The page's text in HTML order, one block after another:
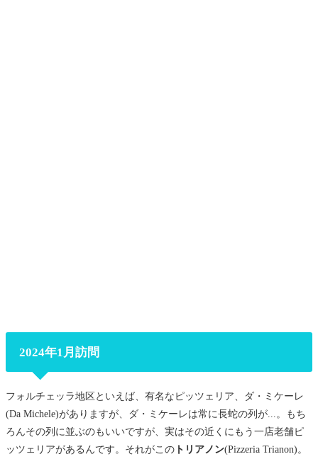
2024年1月訪問
フォルチェッラ地区といえば、有名なピッツェリア、ダ・ミケーレ
(Da Michele)がありますが、ダ・ミケーレは常に長蛇の列が...。もち
ろんその列に並ぶのもいいですが、実はその近くにもう一店老舗ピ
ッツェリアがあるんです。それがこの トリアノン(Pizzeria Trianon)。